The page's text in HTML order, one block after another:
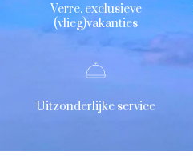
Verre, exclusieve
(vlieg)vakanties
Uitzonderlijke service